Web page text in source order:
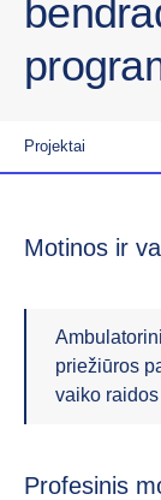
Projektai
Motinos ir
priežiūros
vaiko
Profesinis